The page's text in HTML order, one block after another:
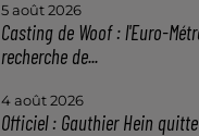
5 août 2026
Casting de Woof : l'Euro-
recherche de...
4 août 2026
Officiel : Gauthier Hein quitte